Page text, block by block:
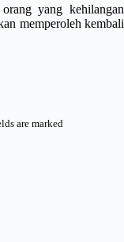
yang kehilangan
memperoleh kembali
are marked